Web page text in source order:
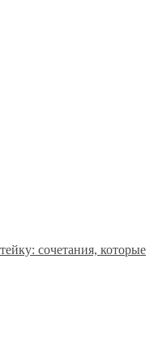
сочетания, которые